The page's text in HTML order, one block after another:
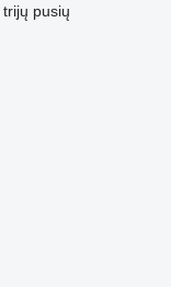
trijų pusių